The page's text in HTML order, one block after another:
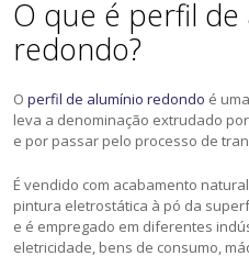
O que é perfil de
redondo?
Operfil de alumínio redondo é
leva a denominação extrudado
e por passar pelo processo de
É vendido com acabamento
pintura eletrostática à pó da
e é empregado em diferentes
eletricidade, bens de consumo,